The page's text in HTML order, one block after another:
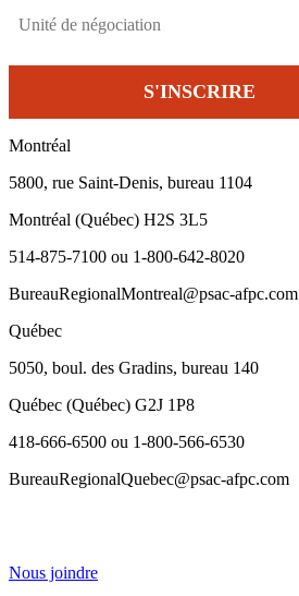
Montréal
5800, rue Saint-Denis, bureau 1104
Montréal (Québec) H2S 3L5
514-875-7100 ou 1-800-642-8020
BureauRegionalMontreal@psac-afpc.com
Québec
5050, boul. des Gradins, bureau 140
Québec (Québec) G2J 1P8
418-666-6500 ou 1-800-566-6530
BureauRegionalQuebec@psac-afpc.com
Nous joindre